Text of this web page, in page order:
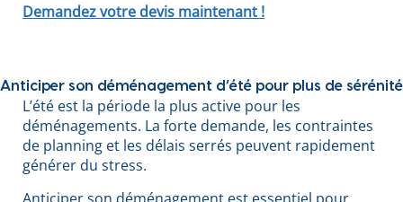
Demandez votre devis maintenant !
Anticiper son déménagement d’été pour plus de sérénité
L’été est la période la plus active pour les
déménagements. La forte demande, les contraintes
de planning et les délais serrés peuvent rapidement
générer du stress.